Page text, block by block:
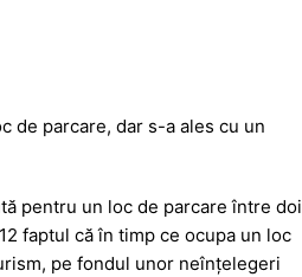
de parcare, dar s-a ales cu un
pentru un loc de parcare între doi
faptul că în timp ce ocupa un loc
pe fondul unor neînțelegeri